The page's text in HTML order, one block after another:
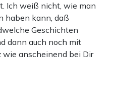
Ich weiß nicht, wie man
haben kann, daß
Geschichten
dann auch noch mit
wie anscheinend bei Dir